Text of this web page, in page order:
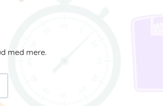
med mere.